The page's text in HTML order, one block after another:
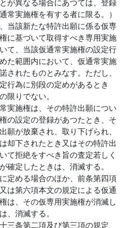
常実施権を有する者に限る。）
当該新たな特許出願に係る仮専
に基づいて取得すべき専用実施
て、当該仮通常実施権の設定行
た範囲内において、仮通常実施
されたものとみなす。ただし、
行為に別段の定めがあるとき
限りでない。
実施権は、その特許出願につい
の設定の登録があつたとき、そ
願が放棄され、取り下げられ、
却下されたとき又はその特許出
て拒絶をすべき旨の査定若しく
確定したときは、消滅する。
定める場合のほか、前条第四項
は第六項本文の規定による仮通
は、その仮専用実施権が消滅し
、消滅する。
三条第二項及び第三項の規定